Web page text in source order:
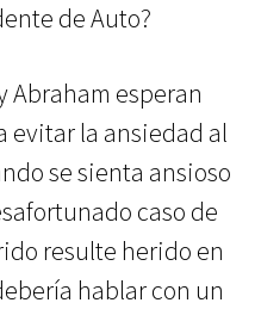
de Auto?
Abraham esperan
evitar la ansiedad al
se sienta ansioso
caso de
resulte herido en
hablar con un